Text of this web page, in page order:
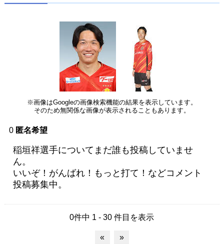
※画像はGoogleの画像検索機能の結果を表示しています。
そのため無関係な画像が表示されることもあります。
0 匿名希望
稲垣祥選手についてまだ誰も投稿していませ
ん。
いいぞ！がんばれ！もっと打て！などコメント
投稿募集中。
0件中 1 - 30 件目を表示
« »